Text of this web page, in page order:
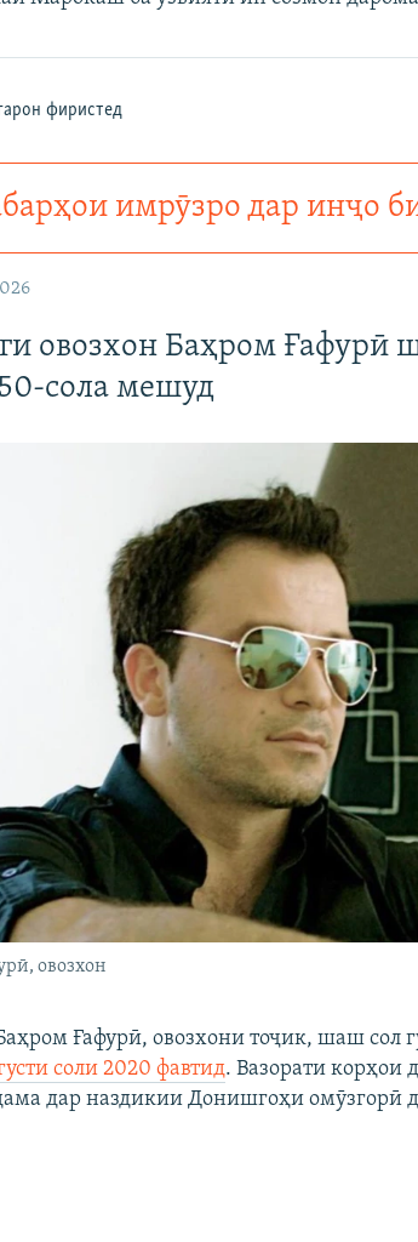
фиристед
имрӯзро дар инҷо
овозхон Баҳром Ғафурӣ
сола мешуд
овозхон
Ғафурӣ, овозхони тоҷик, шаш сол
соли 2020 фавтид. Вазорати корҳои
дар наздикии Донишгоҳи омӯзгорӣ